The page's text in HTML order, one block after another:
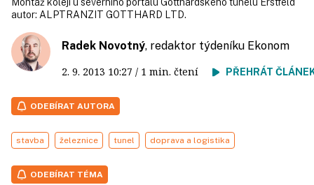
autor: ALPTRANZIT GOTTHARD LTD.
Radek Novotný, redaktor týdeníku Ekonom
2. 9. 2013 10:27 / 1 min. čtení PŘEHRÁT
ODEBÍRAT AUTORA
stavba železnice tunel doprava a logistika
ODEBÍRAT TÉMA